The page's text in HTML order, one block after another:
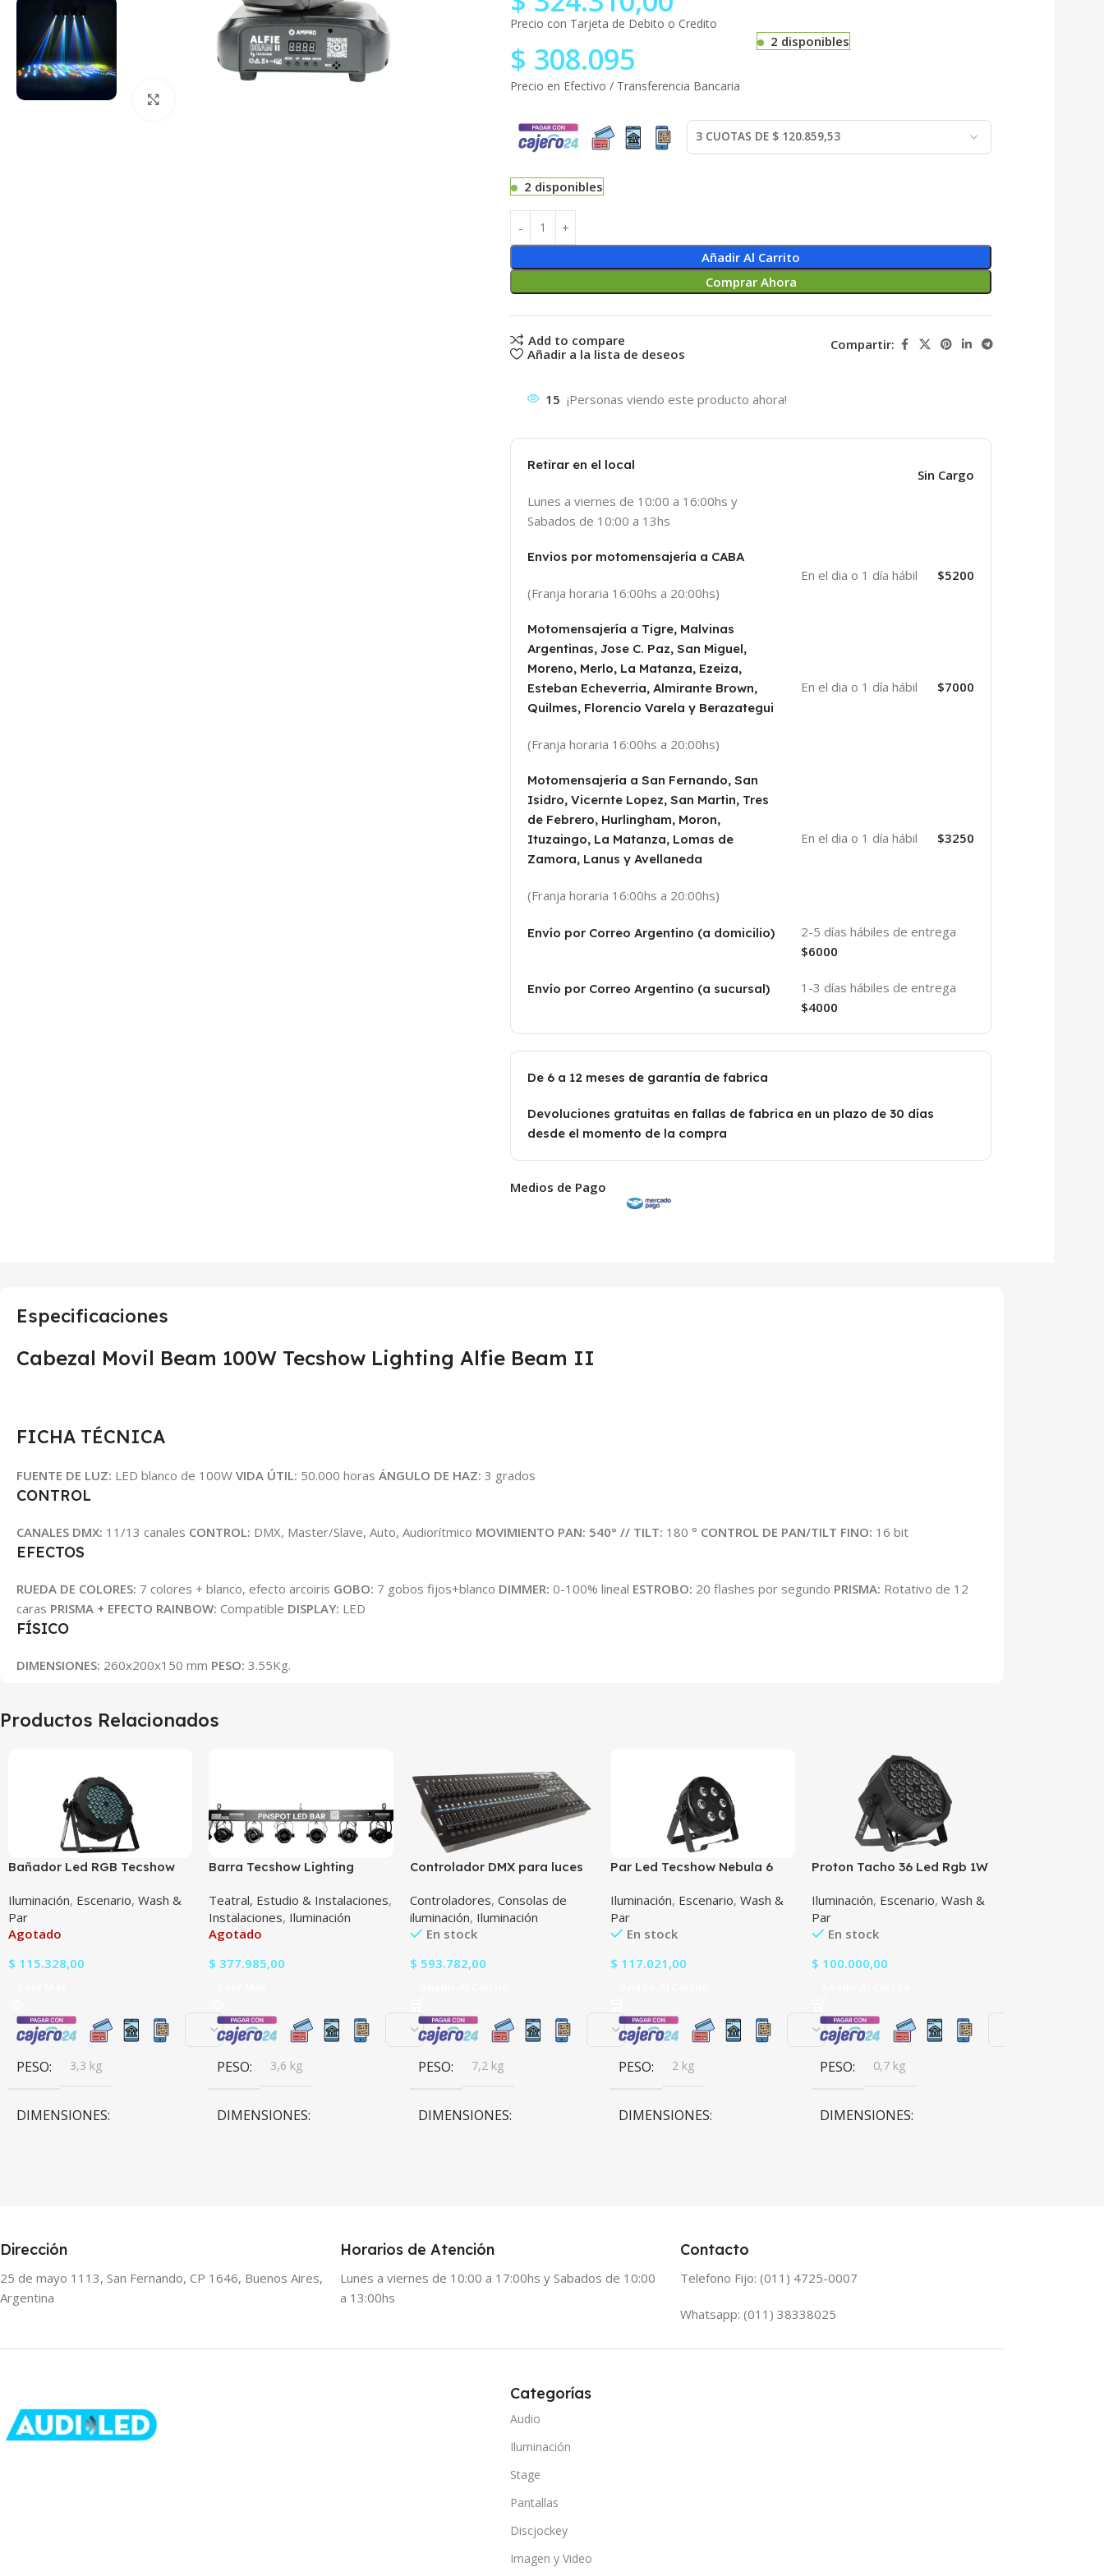
Precio con Tarjeta de Debito o Credito
$ 308.095
Precio en Efectivo / Transferencia Bancaria
2 disponibles
2 disponibles
Añadir Al Carrito
Comprar Ahora
Add to compare
Añadir a la lista de deseos
Compartir:
15 ¡Personas viendo este producto ahora!
Retirar en el local
Lunes a viernes de 10:00 a 16:00hs y
Sabados de 10:00 a 13hs
Sin Cargo
Envios por motomensajería a CABA
(Franja horaria 16:00hs a 20:00hs)
En el dia o 1 día hábil $5200
Motomensajería a Tigre, Malvinas
Argentinas, Jose C. Paz, San Miguel,
Moreno, Merlo, La Matanza, Ezeiza,
Esteban Echeverria, Almirante Brown,
Quilmes, Florencio Varela y Berazategui
(Franja horaria 16:00hs a 20:00hs)
En el dia o 1 día hábil $7000
Motomensajería a San Fernando, San
Isidro, Vicernte Lopez, San Martin, Tres
de Febrero, Hurlingham, Moron,
Ituzaingo, La Matanza, Lomas de
Zamora, Lanus y Avellaneda
(Franja horaria 16:00hs a 20:00hs)
En el dia o 1 día hábil $3250
Envío por Correo Argentino (a domicilio)
2-5 días hábiles de entrega
$6000
Envío por Correo Argentino (a sucursal)
1-3 días hábiles de entrega
$4000
De 6 a 12 meses de garantía de fabrica
Devoluciones gratuitas en fallas de fabrica en un plazo de 30 días
desde el momento de la compra
Medios de Pago
Especificaciones
Cabezal Movil Beam 100W Tecshow Lighting Alfie Beam II
FICHA TÉCNICA
FUENTE DE LUZ: LED blanco de 100W VIDA ÚTIL: 50.000 horas ÁNGULO DE HAZ: 3 grados
CONTROL
CANALES DMX: 11/13 canales CONTROL: DMX, Master/Slave, Auto, Audiorítmico MOVIMIENTO PAN: 540° // TILT: 180 ° CONTROL DE PAN/TILT FINO: 16 bit
EFECTOS
RUEDA DE COLORES: 7 colores + blanco, efecto arcoiris GOBO: 7 gobos fijos+blanco DIMMER: 0-100% lineal ESTROBO: 20 flashes por segundo PRISMA: Rotativo de 12
caras PRISMA + EFECTO RAINBOW: Compatible DISPLAY: LED
FÍSICO
DIMENSIONES: 260x200x150 mm PESO: 3.55Kg.
Productos Relacionados
Bañador Led RGB Tecshow
Iluminación, Escenario, Wash &
Par
Agotado
$ 115.328,00
PESO 3,3 kg
DIMENSIONES
Barra Tecshow Lighting
Teatral, Estudio & Instalaciones,
Instalaciones, Iluminación
Agotado
$ 377.985,00
PESO 3,6 kg
DIMENSIONES
Controlador DMX para luces
Mkii
Controladores, Consolas de
iluminación, Iluminación
En stock
$ 593.782,00
PESO 7,2 kg
DIMENSIONES
Par Led Tecshow Nebula 6
Iluminación, Escenario,Wash &
Par
En stock
$ 117.021,00
PESO 2 kg
DIMENSIONES
Proton Tacho 36 Led Rgb 1W
Iluminación, Escenario, Wash &
Par
En stock
$ 100.000,00
PESO 0,7 kg
DIMENSIONES
Dirección
25 de mayo 1113, San Fernando, CP 1646, Buenos Aires,
Argentina
Horarios de Atención
Lunes a viernes de 10:00 a 17:00hs y Sabados de 10:00
a 13:00hs
Contacto
Telefono Fijo: (011) 4725-0007
Whatsapp: (011) 38338025
Categorías
Audio
Iluminación
Stage
Pantallas
Discjockey
Imagen y Video